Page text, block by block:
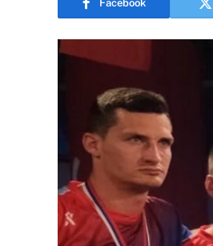
Facebook